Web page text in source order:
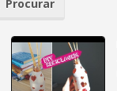
Procurar